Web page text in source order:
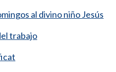
al divino niño Jesús
trabajo